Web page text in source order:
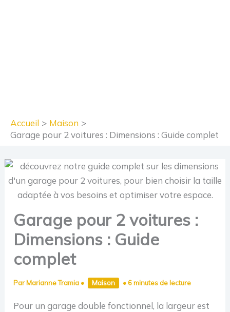
Accueil
Maison
Garage pour 2 voitures : Dimensions : Guide complet
Garage pour 2 voitures :
Dimensions : Guide
complet
Par Marianne Tramia • Maison • 6 minutes de lecture
Pour un garage double fonctionnel, la largeur est